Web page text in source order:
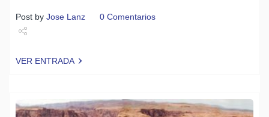
Post by Jose Lanz 0 Comentarios
VER ENTRADA